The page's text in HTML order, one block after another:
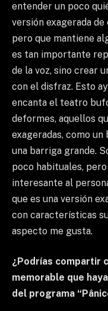
entender un poco
versión exagerada de
pero que mantiene
es tan importante
de la voz, sino crear
con el disfraz. Esto
encanta el teatro
deformes, aquellos
exageradas, como
una barriga grande.
poco habituales,
interesante al
que es una versión
con características
aspecto me gusta.
¿Podrías compartir
memorable que
del programa